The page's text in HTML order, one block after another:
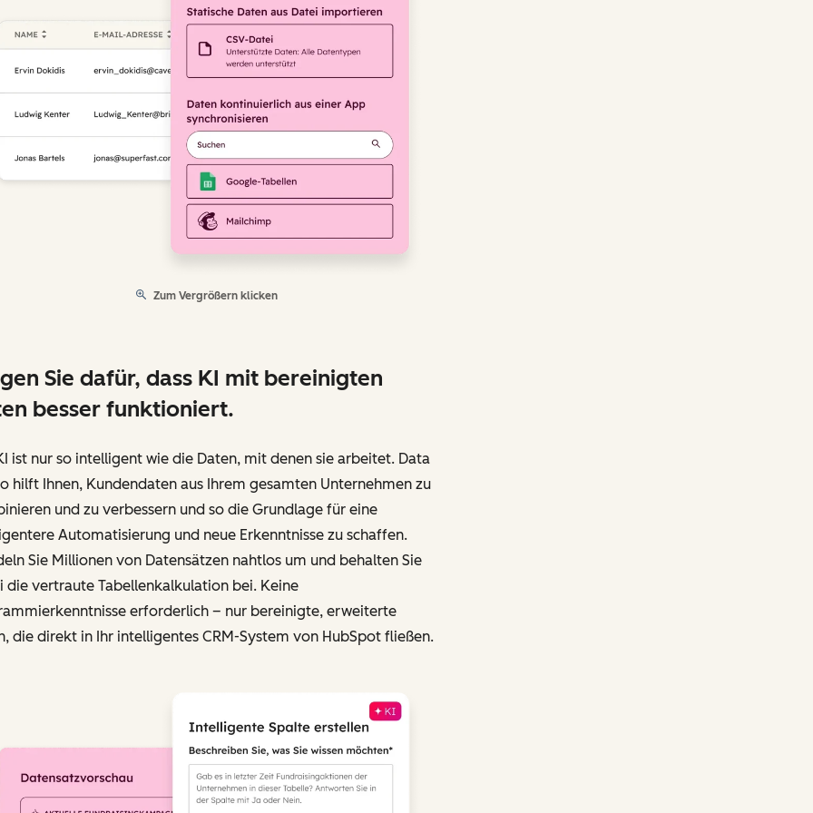
Zum Vergrößern klicken
Sie dafür, dass KI mit bereinigten
besser funktioniert.
ist nur so intelligent wie die Daten, mit denen sie arbeitet. Data
hilft Ihnen, Kundendaten aus Ihrem gesamten Unternehmen zu
und zu verbessern und so die Grundlage für eine
Automatisierung und neue Erkenntnisse zu schaffen.
Sie Millionen von Datensätzen nahtlos um und behalten Sie
die vertraute Tabellenkalkulation bei. Keine
erforderlich – nur bereinigte, erweiterte
die direkt in Ihr intelligentes CRM-System von HubSpot fließen.